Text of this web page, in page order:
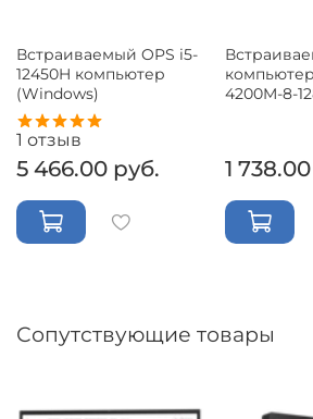
Встраиваемый OPS i5-
12450H компьютер
(Windows)
1 отзыв
5 466.00 руб.
4200M-8-
1
Сопутствующие товары